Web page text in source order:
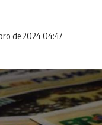
de 2024 04:47